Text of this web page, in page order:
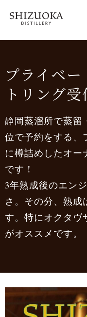
静岡
体験
会社
About
Access
ニュ
News
お問
プライベ
トリング受
静岡蒸溜所で蒸留
位で予約をする、
に樽詰めしたオー
です！
3年熟成後のエン
さ。その分、熟成
す。特にオクタヴ
がオススメです。